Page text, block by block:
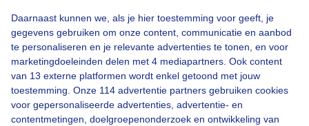
Daarnaast kunnen we, als je hier toestemming voor geeft, je
gegevens gebruiken om onze content, communicatie en aanbod
te personaliseren en je relevante advertenties te tonen, en voor
marketingdoeleinden delen met 4 mediapartners. Ook content
van 13 externe platformen wordt enkel getoond met jouw
toestemming. Onze 114 advertentie partners gebruiken cookies
voor gepersonaliseerde advertenties, advertentie- en
contentmetingen, doelgroepenonderzoek en ontwikkeling van
Over Buienradar